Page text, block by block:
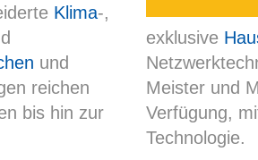
Klima-,
und
reichen
bis hin zur
exklusive
Meister und
Verfügung,
Technologie.